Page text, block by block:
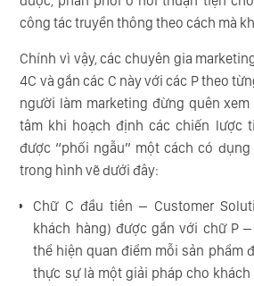
công tác truyền thông theo cách mà
Chính vì vậy, các chuyên gia
4C và gắn các C này với các P theo
người làm marketing đừng quên
tâm khi hoạch định các chiến lược
được “phối ngẫu” một cách có
trong hình vẽ dưới đây:
Chữ C đầu tiên – Customer
khách hàng) được gắn với chữ P
thể hiện quan điểm mỗi sản phẩm
thực sự là một giải pháp cho